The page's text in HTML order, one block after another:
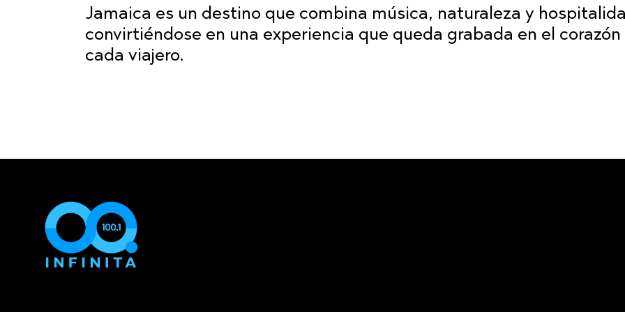
Jamaica es un destino que combina música, naturaleza y
convirtiéndose en una experiencia que queda grabada en el corazón
cada viajero.